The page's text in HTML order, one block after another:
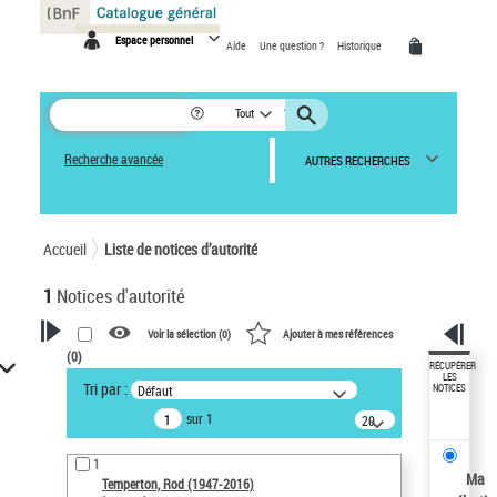
Espace personnel Aide Une question ? Historique
Tout
Recherche avancée AUTRES RECHERCHES
Accueil Liste de notices d’autorité
1 Notices d'autorité
VOTRE RECHERCHE
Recherche avancée dans les
notices d’autorité
Œuvres liées à l'auteur :
Temperton, Rod (1947-2016)
Voir la sélection (0) Ajouter à mes références
(0)
Tri par : Défaut
sur 1
20
résultats/page
1
Temperton, Rod (1947-2016)
RÉCUPÉRER
LES
NOTICES
Ma
Panneau de gestion des cookies